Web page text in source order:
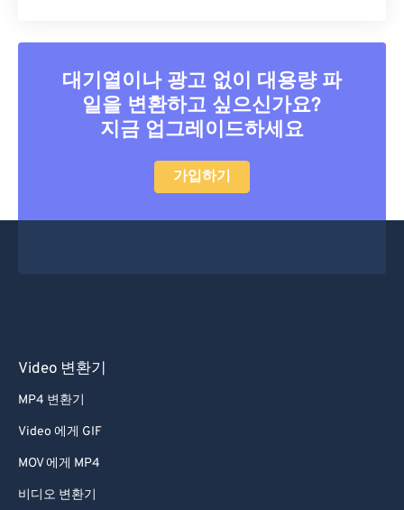
대기열이나 광고 없이 대용량 파
일을 변환하고 싶으신가요?
지금 업그레이드하세요
가입하기
Video 변환기
MP4 변환기
Video 에게 GIF
MOV 에게 MP4
비디오 변환기